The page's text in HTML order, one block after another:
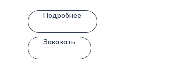
Подробнее
Заказать